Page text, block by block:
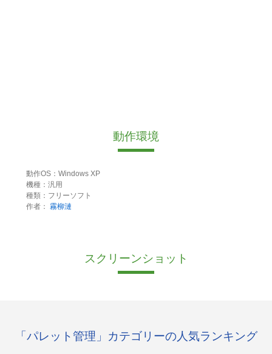
動作環境
動作OS：Windows XP
機種：汎用
種類：フリーソフト
作者： 霧柳漣
スクリーンショット
「パレット管理」カテゴリーの人気ランキング